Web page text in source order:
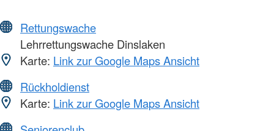
Rettungswache
Lehrrettungswache Dinslaken
Karte: Link zur Google Maps Ansicht
Rückholdienst
Karte: Link zur Google Maps Ansicht